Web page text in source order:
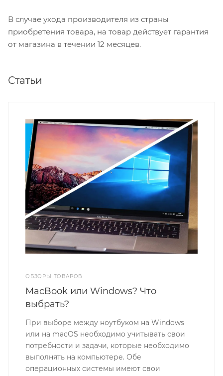
В случае ухода производителя из страны
приобретения товара, на товар действует гарантия
от магазина в течении 12 месяцев.
Статьи
ОБЗОРЫ ТОВАРОВ
MacBook или Windows? Что
выбрать?
При выборе между ноутбуком на Windows
или на macOS необходимо учитывать свои
потребности и задачи, которые необходимо
выполнять на компьютере. Обе
операционных системы имеют свои